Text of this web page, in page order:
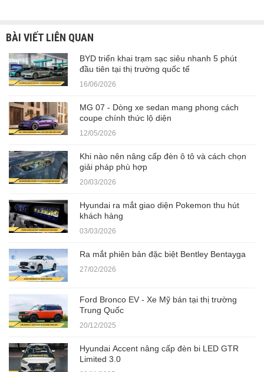
BÀI VIẾT LIÊN QUAN
BYD triển khai trạm sạc siêu nhanh 5 phút
đầu tiên tại thị trường quốc tế
16/06/2026
MG 07 - Dòng xe sedan mang phong cách
coupe chính thức lộ diện
12/05/2026
Khi nào nên nâng cấp đèn ô tô và cách chọn
giải pháp phù hợp
20/03/2026
Hyundai ra mắt giao diện Pokemon thu hút
khách hàng
03/03/2026
Ra mắt phiên bản đặc biệt Bentley Bentayga
27/02/2026
Ford Bronco EV - Xe Mỹ bán tại thị trường
Trung Quốc
20/12/2025
Hyundai Accent nâng cấp đèn bi LED GTR
Limited 3.0